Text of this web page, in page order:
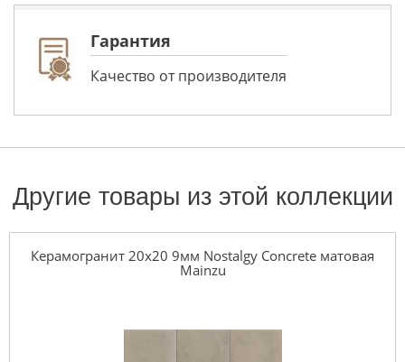
Гарантия
Качество от производителя
Другие товары из этой коллекции
Керамогранит 20x20 9мм Nostalgy Concrete матовая
Mainzu